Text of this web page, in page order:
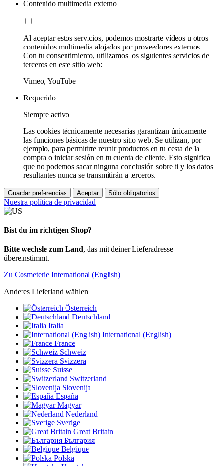
Contenido multimedia externo
Al aceptar estos servicios, podemos mostrarte vídeos u otros
contenidos multimedia alojados por proveedores externos.
Con tu consentimiento, utilizamos los siguientes servicios de
terceros en este sitio web:
Vimeo, YouTube
Requerido
Siempre activo
Las cookies técnicamente necesarias garantizan únicamente
las funciones básicas de nuestro sitio web. Se utilizan, por
ejemplo, para permitirte reunir productos en tu cesta de la
compra o iniciar sesión en tu cuenta de cliente. Esto significa
que no podemos sacar ninguna conclusión sobre ti y los datos
resultantes nunca se transmitirán a terceros.
Guardar preferencias Aceptar Sólo obligatorios
Nuestra política de privacidad
Bist du im richtigen Shop?
Bitte wechsle zum Land, das mit deiner Lieferadresse
übereinstimmt.
Zu Cosmeterie International (English)
Anderes Lieferland wählen
Österreich
Deutschland
Italia
International (English)
France
Schweiz
Svizzera
Suisse
Switzerland
Slovenija
España
Magyar
Nederland
Sverige
Great Britain
България
Belgique
Polska